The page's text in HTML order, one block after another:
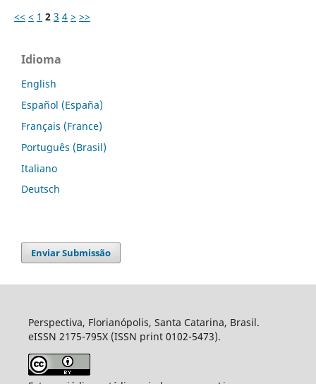
<< < 1 2 3 4 > >>
Idioma
English
Español (España)
Français (France)
Português (Brasil)
Italiano
Deutsch
Enviar Submissão
Perspectiva, Florianópolis, Santa Catarina, Brasil.
eISSN 2175-795X (ISSN print 0102-5473).